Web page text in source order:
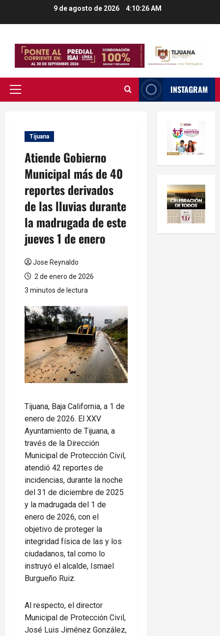
9 de agosto de 2026 4:10:27 AM
Menú
INSTAGRAM
Tijuana
Atiende Gobierno
Municipal más de 40
reportes derivados
de las lluvias durante
la madrugada de este
jueves 1 de enero
Jose Reynaldo
2 de enero de 2026
3 minutos de lectura
Tijuana, Baja California, a 1 de
enero de 2026. El XXV
Ayuntamiento de Tijuana, a
través de la Dirección
Municipal de Protección Civil,
atendió 42 reportes de
incidencias, durante la noche
del 31 de diciembre de 2025
y la madrugada del 1 de
enero de 2026, con el
objetivo de proteger la
integridad física de las y los
ciudadanos, tal como lo
instruyó el alcalde, Ismael
Burgueño Ruiz.
Al respecto, el director
Municipal de Protección Civil,
José Luis Jiménez González,